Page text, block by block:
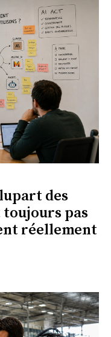
des
pas
réellement